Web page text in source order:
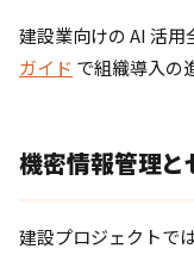
建設業向けの AI 活用
ガイド で組織導入の
機密情報管理と
建設プロジェクトで